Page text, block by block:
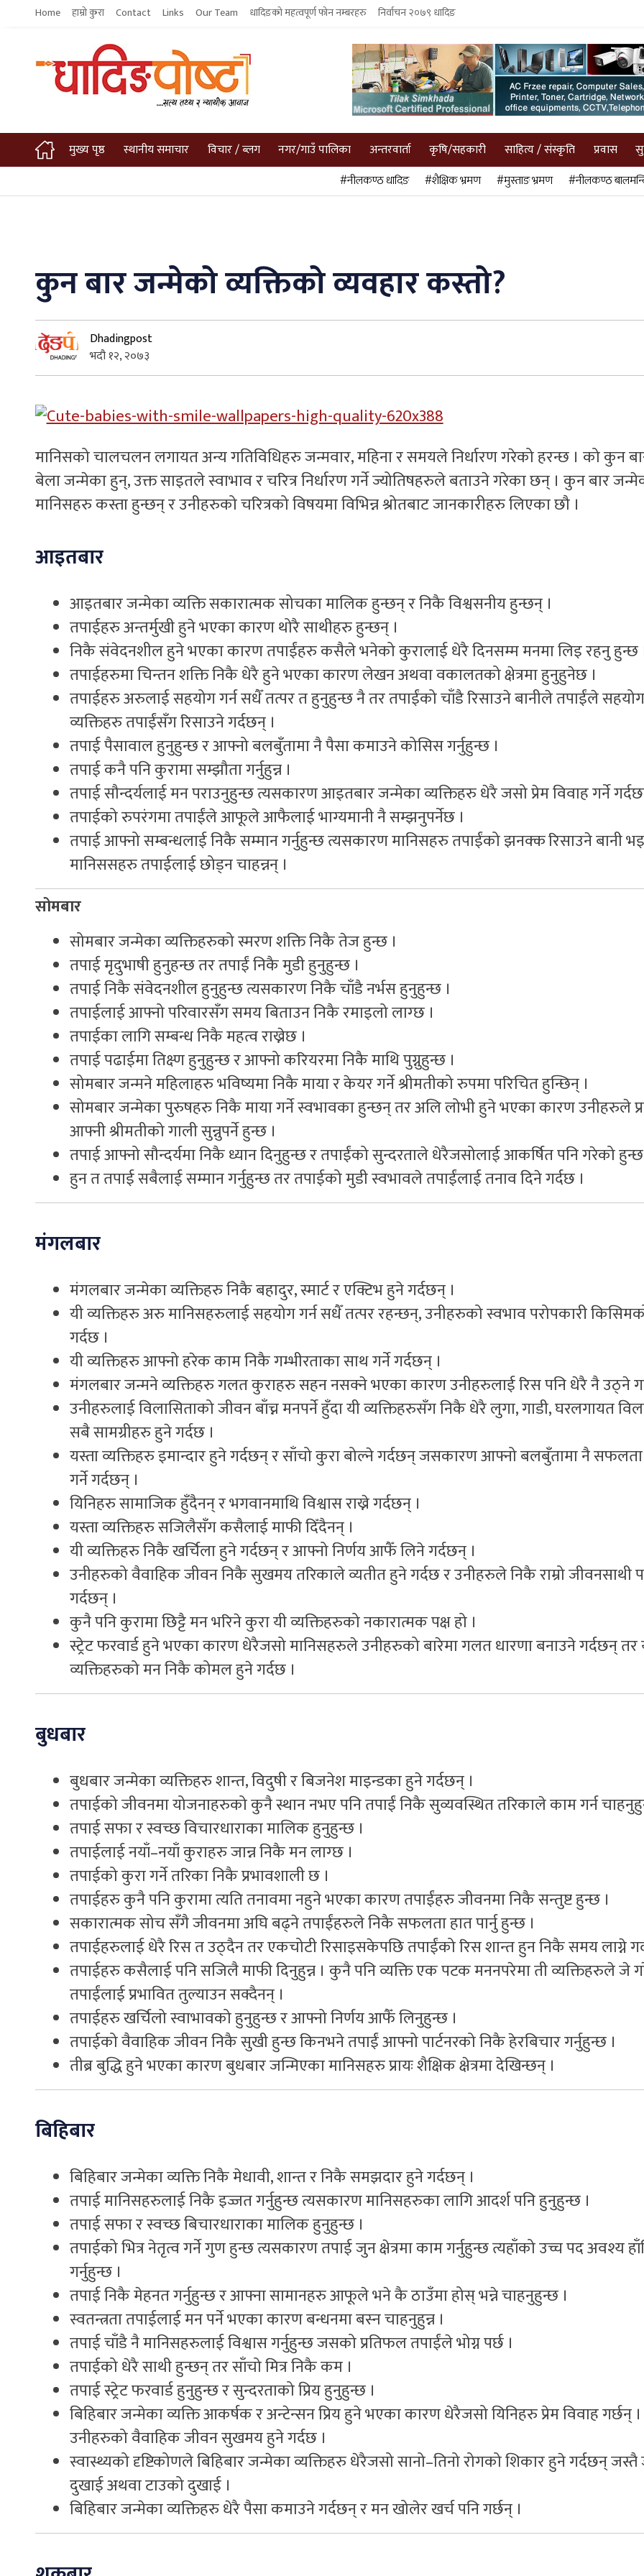
Home हाम्रो कुरा Contact Links Our Team धादिङको महत्वपूर्ण फोन नम्बरहरु निर्वाचन २०७९ धादिङ
मुख्य पृष्ठ स्थानीय समाचार विचार / ब्लग नगर/गाउँ पालिका अन्तरवार्ता कृषि/सहकारी साहित्य / संस्कृति प्रवास
#नीलकण्ठ धादिङ #शैक्षिक भ्रमण #मुस्ताङ भ्रमण #नीलकण्ठ
कुन बार जन्मेको व्यक्तिको व्यवहार कस्तो?
Dhadingpost
भदौ १२, २०७३
मानिसको चालचलन लगायत अन्य गतिविधिहरु जन्मवार, महिना र समयले निर्धारण गरेको हरन्छ । को कुन
बेला जन्मेका हुन्, उक्त साइतले स्वाभाव र चरित्र निर्धारण गर्ने ज्योतिषहरुले बताउने गरेका छन् । कुन बार
मानिसहरु कस्ता हुन्छन् र उनीहरुको चरित्रको विषयमा विभिन्न श्रोतबाट जानकारीहरु लिएका छौ ।
आइतबार
आइतबार जन्मेका व्यक्ति सकारात्मक सोचका मालिक हुन्छन् र निकै विश्वसनीय हुन्छन् ।
तपाईहरु अन्तर्मुखी हुने भएका कारण थोरै साथीहरु हुन्छन् ।
निकै संवेदनशील हुने भएका कारण तपाईंहरु कसैले भनेको कुरालाई धेरै दिनसम्म मनमा लिइ रहनु हुन्छ
तपाईहरुमा चिन्तन शक्ति निकै धेरै हुने भएका कारण लेखन अथवा वकालतको क्षेत्रमा हुनुहुनेछ ।
तपाईहरु अरुलाई सहयोग गर्न सधैँ तत्पर त हुनुहुन्छ नै तर तपाईंको चाँडै रिसाउने बानीले तपाईंले सहयोग
व्यक्तिहरु तपाईंसँग रिसाउने गर्दछन् ।
तपाई पैसावाल हुनुहुन्छ र आफ्नो बलबुँतामा नै पैसा कमाउने कोसिस गर्नुहुन्छ ।
तपाई कनै पनि कुरामा सम्झौता गर्नुहुन्न ।
तपाई सौन्दर्यलाई मन पराउनुहुन्छ त्यसकारण आइतबार जन्मेका व्यक्तिहरु धेरै जसो प्रेम विवाह गर्ने
तपाईको रुपरंगमा तपाईंले आफूले आफैलाई भाग्यमानी नै सम्झनुपर्नेछ ।
तपाई आफ्नो सम्बन्धलाई निकै सम्मान गर्नुहुन्छ त्यसकारण मानिसहरु तपाईंको झनक्क रिसाउने बानी
मानिससहरु तपाईलाई छोड्न चाहन्नन् ।
सोमबार
सोमबार जन्मेका व्यक्तिहरुको स्मरण शक्ति निकै तेज हुन्छ ।
तपाई मृदुभाषी हुनुहन्छ तर तपाईं निकै मुडी हुनुहुन्छ ।
तपाई निकै संवेदनशील हुनुहुन्छ त्यसकारण निकै चाँडै नर्भस हुनुहुन्छ ।
तपाईलाई आफ्नो परिवारसँग समय बिताउन निकै रमाइलो लाग्छ ।
तपाईका लागि सम्बन्ध निकै महत्व राख्नेछ ।
तपाई पढाईमा तिक्ष्ण हुनुहुन्छ र आफ्नो करियरमा निकै माथि पुग्नुहुन्छ ।
सोमबार जन्मने महिलाहरु भविष्यमा निकै माया र केयर गर्ने श्रीमतीको रुपमा परिचित हुन्छिन् ।
सोमबार जन्मेका पुरुषहरु निकै माया गर्ने स्वभावका हुन्छन् तर अलि लोभी हुने भएका कारण उनीहरुले
आफ्नी श्रीमतीको गाली सुन्नुपर्ने हुन्छ ।
तपाई आफ्नो सौन्दर्यमा निकै ध्यान दिनुहुन्छ र तपाईंको सुन्दरताले धेरैजसोलाई आकर्षित पनि गरेको हुन्छ
हुन त तपाई सबैलाई सम्मान गर्नुहुन्छ तर तपाईको मुडी स्वभावले तपाईंलाई तनाव दिने गर्दछ ।
मंगलबार
मंगलबार जन्मेका व्यक्तिहरु निकै बहादुर, स्मार्ट र एक्टिभ हुने गर्दछन् ।
यी व्यक्तिहरु अरु मानिसहरुलाई सहयोग गर्न सधैँ तत्पर रहन्छन्, उनीहरुको स्वभाव परोपकारी
गर्दछ ।
यी व्यक्तिहरु आफ्नो हरेक काम निकै गम्भीरताका साथ गर्ने गर्दछन् ।
मंगलबार जन्मने व्यक्तिहरु गलत कुराहरु सहन नसक्ने भएका कारण उनीहरुलाई रिस पनि धेरै नै उठ्ने
उनीहरुलाई विलासिताको जीवन बाँच्न मनपर्ने हुँदा यी व्यक्तिहरुसँग निकै धेरै लुगा, गाडी, घरलगायत
सबै सामग्रीहरु हुने गर्दछ ।
यस्ता व्यक्तिहरु इमान्दार हुने गर्दछन् र साँचो कुरा बोल्ने गर्दछन् जसकारण आफ्नो बलबुँतामा नै
गर्ने गर्दछन् ।
यिनिहरु सामाजिक हुँदैनन् र भगवानमाथि विश्वास राख्ने गर्दछन् ।
यस्ता व्यक्तिहरु सजिलैसँग कसैलाई माफी दिँदैनन् ।
यी व्यक्तिहरु निकै खर्चिला हुने गर्दछन् र आफ्नो निर्णय आफैँ लिने गर्दछन् ।
उनीहरुको वैवाहिक जीवन निकै सुखमय तरिकाले व्यतीत हुने गर्दछ र उनीहरुले निकै राम्रो जीवनसाथी
गर्दछन् ।
कुनै पनि कुरामा छिट्टै मन भरिने कुरा यी व्यक्तिहरुको नकारात्मक पक्ष हो ।
स्ट्रेट फरवार्ड हुने भएका कारण धेरैजसो मानिसहरुले उनीहरुको बारेमा गलत धारणा बनाउने गर्दछन् तर
व्यक्तिहरुको मन निकै कोमल हुने गर्दछ ।
बुधबार
बुधबार जन्मेका व्यक्तिहरु शान्त, विदुषी र बिजनेश माइन्डका हुने गर्दछन् ।
तपाईको जीवनमा योजनाहरुको कुनै स्थान नभए पनि तपाईं निकै सुव्यवस्थित तरिकाले काम गर्न
तपाई सफा र स्वच्छ विचारधाराका मालिक हुनुहुन्छ ।
तपाईलाई नयाँ–नयाँ कुराहरु जान्न निकै मन लाग्छ ।
तपाईको कुरा गर्ने तरिका निकै प्रभावशाली छ ।
तपाईहरु कुनै पनि कुरामा त्यति तनावमा नहुने भएका कारण तपाईंहरु जीवनमा निकै सन्तुष्ट हुन्छ ।
सकारात्मक सोच सँगै जीवनमा अघि बढ्ने तपाईंहरुले निकै सफलता हात पार्नु हुन्छ ।
तपाईहरुलाई धेरै रिस त उठ्दैन तर एकचोटी रिसाइसकेपछि तपाईंको रिस शान्त हुन निकै समय लाग्ने
तपाईहरु कसैलाई पनि सजिलै माफी दिनुहुन्न । कुनै पनि व्यक्ति एक पटक मननपरेमा ती व्यक्तिहरुले जे
तपाईंलाई प्रभावित तुल्याउन सक्दैनन् ।
तपाईहरु खर्चिलो स्वाभावको हुनुहुन्छ र आफ्नो निर्णय आफैँ लिनुहुन्छ ।
तपाईको वैवाहिक जीवन निकै सुखी हुन्छ किनभने तपाईं आफ्नो पार्टनरको निकै हेरबिचार गर्नुहुन्छ ।
तीब्र बुद्धि हुने भएका कारण बुधबार जन्मिएका मानिसहरु प्रायः शैक्षिक क्षेत्रमा देखिन्छन् ।
बिहिबार
बिहिबार जन्मेका व्यक्ति निकै मेधावी, शान्त र निकै समझदार हुने गर्दछन् ।
तपाई मानिसहरुलाई निकै इज्जत गर्नुहुन्छ त्यसकारण मानिसहरुका लागि आदर्श पनि हुनुहुन्छ ।
तपाई सफा र स्वच्छ बिचारधाराका मालिक हुनुहुन्छ ।
तपाईको भित्र नेतृत्व गर्ने गुण हुन्छ त्यसकारण तपाई जुन क्षेत्रमा काम गर्नुहुन्छ त्यहाँको उच्च पद अवश्य
गर्नुहुन्छ ।
तपाई निकै मेहनत गर्नुहुन्छ र आफ्ना सामानहरु आफूले भने कै ठाउँमा होस् भन्ने चाहनुहुन्छ ।
स्वतन्त्रता तपाईलाई मन पर्ने भएका कारण बन्धनमा बस्न चाहनुहुन्न ।
तपाई चाँडै नै मानिसहरुलाई विश्वास गर्नुहुन्छ जसको प्रतिफल तपाईंले भोग्न पर्छ ।
तपाईको धेरै साथी हुन्छन् तर साँचो मित्र निकै कम ।
तपाई स्ट्रेट फरवार्ड हुनुहुन्छ र सुन्दरताको प्रिय हुनुहुन्छ ।
बिहिबार जन्मेका व्यक्ति आकर्षक र अन्टेन्सन प्रिय हुने भएका कारण धेरैजसो यिनिहरु प्रेम विवाह गर्छन् ।
उनीहरुको वैवाहिक जीवन सुखमय हुने गर्दछ ।
स्वास्थ्यको दृष्टिकोणले बिहिबार जन्मेका व्यक्तिहरु धेरैजसो सानो–तिनो रोगको शिकार हुने गर्दछन् जस्तै
दुखाई अथवा टाउको दुखाई ।
बिहिबार जन्मेका व्यक्तिहरु धेरै पैसा कमाउने गर्दछन् र मन खोलेर खर्च पनि गर्छन् ।